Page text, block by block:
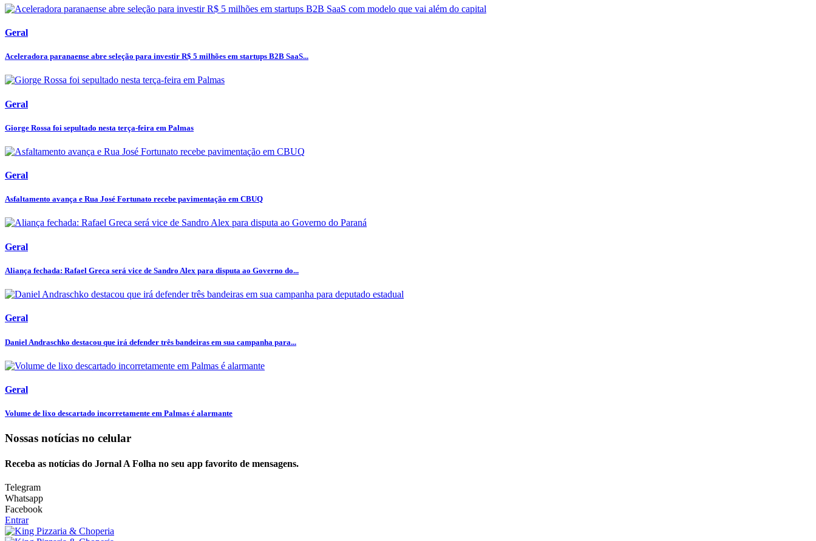
Geral
Aceleradora paranaense abre seleção para investir R$ 5 milhões em startups B2B SaaS...
Geral
Giorge Rossa foi sepultado nesta terça-feira em Palmas
Geral
Asfaltamento avança e Rua José Fortunato recebe pavimentação em CBUQ
Geral
Aliança fechada: Rafael Greca será vice de Sandro Alex para disputa ao Governo do...
Geral
Daniel Andraschko destacou que irá defender três bandeiras em sua campanha para...
Geral
Volume de lixo descartado incorretamente em Palmas é alarmante
Nossas notícias no celular
Receba as notícias do Jornal A Folha no seu app favorito de mensagens.
Telegram
Whatsapp
Facebook
Entrar